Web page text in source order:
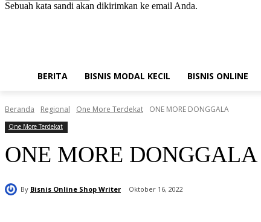
Sebuah kata sandi akan dikirimkan ke email Anda.
BERITA BISNIS MODAL KECIL BISNIS ONLINE
Beranda Regional One More Terdekat ONE MORE DONGGALA
One More Terdekat
ONE MORE DONGGALA
By Bisnis Online Shop Writer Oktober 16, 2022